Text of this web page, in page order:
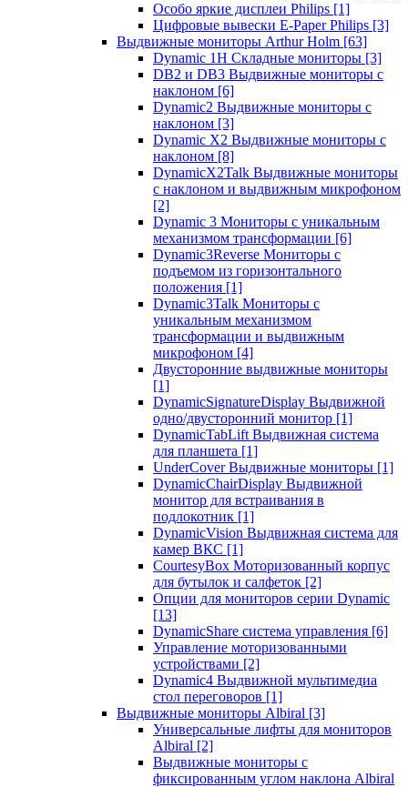
Особо яркие дисплеи Philips [1]
Цифровые вывески E-Paper Philips [3]
Выдвижные мониторы Arthur Holm [63]
Dynamic 1Н Складные мониторы [3]
DB2 и DB3 Выдвижные мониторы с
наклоном [6]
Dynamic2 Выдвижные мониторы с
наклоном [3]
Dynamic X2 Выдвижные мониторы с
наклоном [8]
DynamicX2Talk Выдвижные мониторы
с наклоном и выдвижным микрофоном
[2]
Dynamic 3 Мониторы с уникальным
механизмом трансформации [6]
Dynamic3Reverse Мониторы с
подъемом из горизонтального
положения [1]
Dynamic3Talk Мониторы с
уникальным механизмом
трансформации и выдвижным
микрофоном [4]
Двусторонние выдвижные мониторы
[1]
DynamicSignatureDisplay Выдвижной
одно/двусторонний монитор [1]
DynamicTabLift Выдвижная система
для планшета [1]
UnderCover Выдвижные мониторы [1]
DynamicChairDisplay Выдвижной
монитор для встраивания в
подлокотник [1]
DynamicVision Выдвижная система для
камер ВКС [1]
CourtesyBox Моторизованный корпус
для бутылок и салфеток [2]
Опции для мониторов серии Dynamic
[13]
DynamicShare система управления [6]
Управление моторизованными
устройствами [2]
Dynamic4 Выдвижной мультимедиа
стол переговоров [1]
Выдвижные мониторы Albiral [3]
Универсальные лифты для мониторов
Albiral [2]
Выдвижные мониторы с
фиксированным углом наклона Albiral